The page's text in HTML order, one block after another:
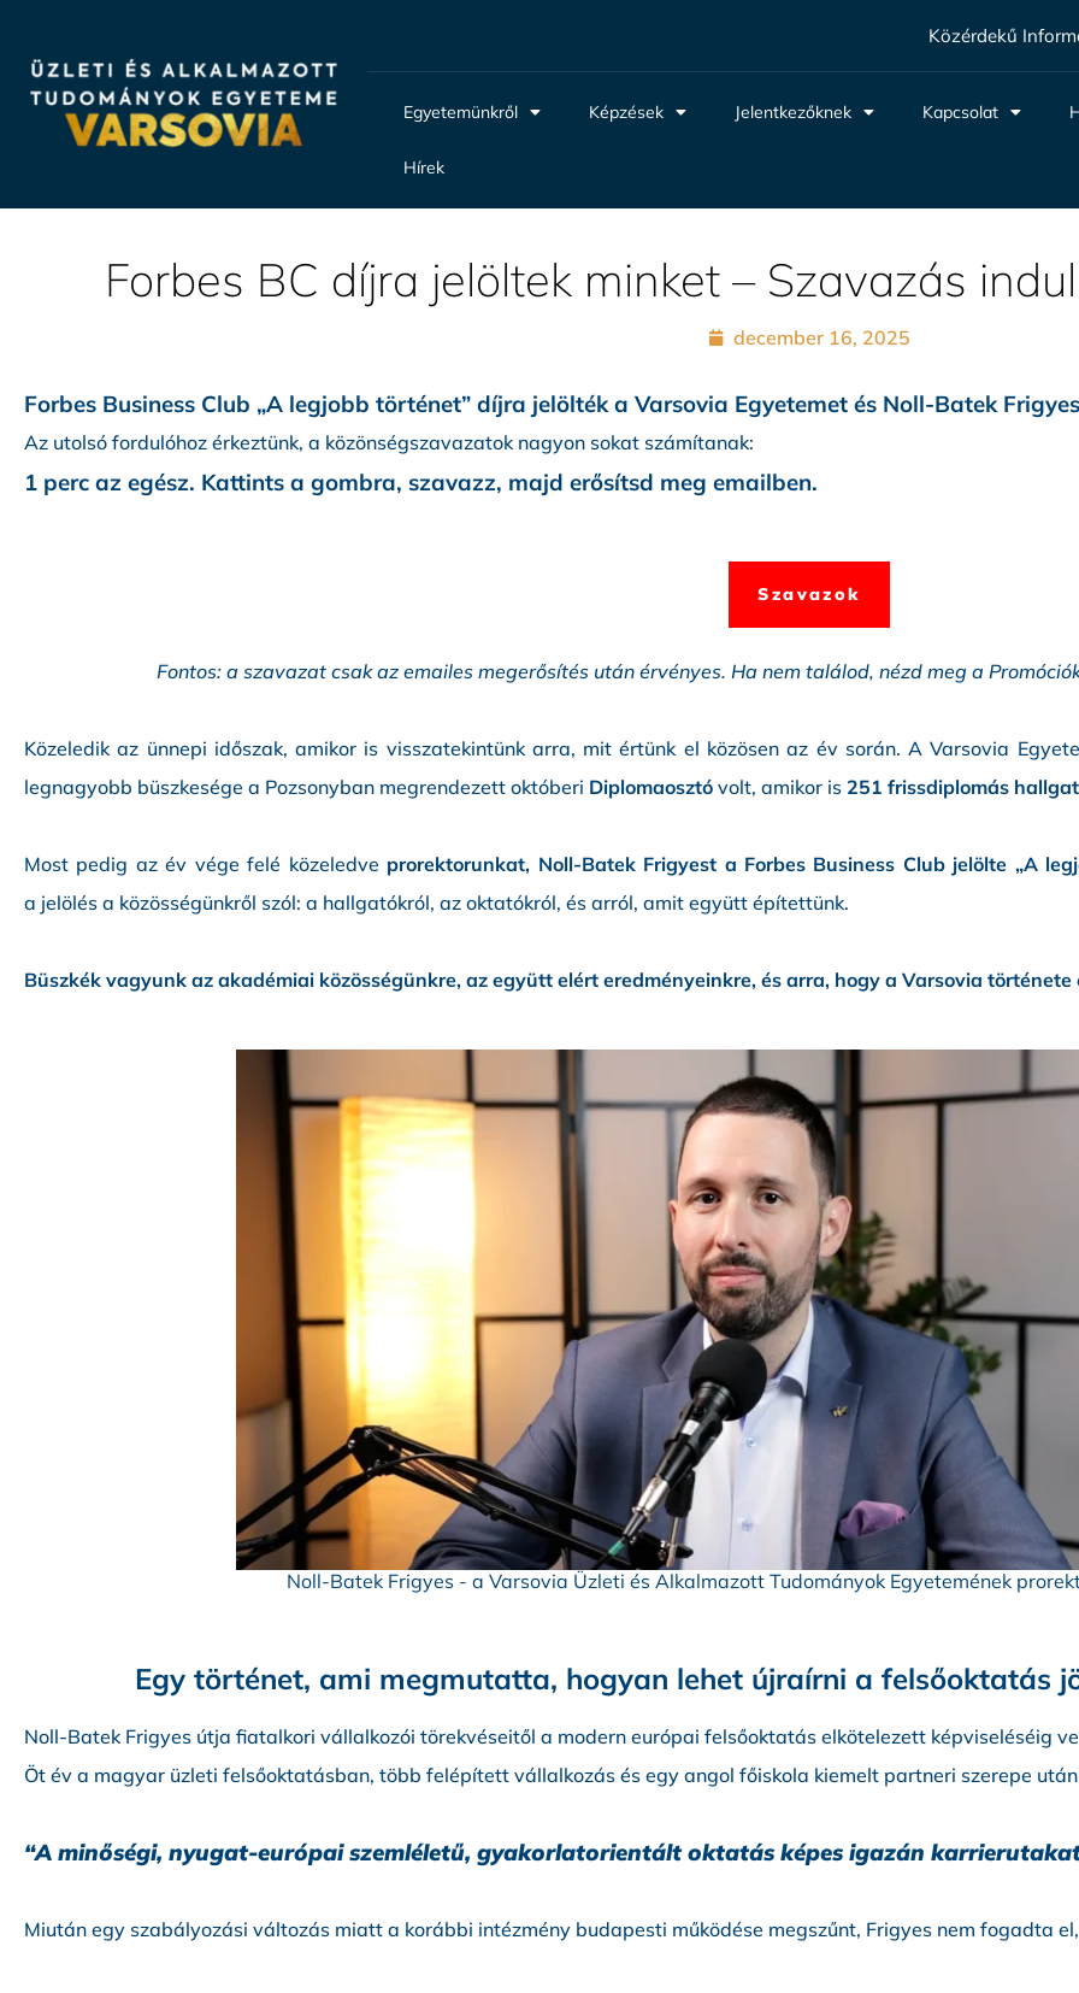
Közérdekű
Egyetemünkről Képzések Jelentkezőknek Kapcsolat
Hírek
Forbes BC díjra jelöltek minket – Szavazás
december 16, 2025
Forbes Business Club „A legjobb történet” díjra jelölték a Varsovia Egyetemet és Noll-Batek
Az utolsó fordulóhoz érkeztünk, a közönségszavazatok nagyon sokat számítanak:
1 perc az egész. Kattints a gombra, szavazz, majd erősítsd meg emailben.
Szavazok
Fontos: a szavazat csak az emailes megerősítés után érvényes. Ha nem találod, nézd meg a
Közeledik az ünnepi időszak, amikor is visszatekintünk arra, mit értünk el közösen az év során. A Varsovia
legnagyobb büszkesége a Pozsonyban megrendezett októberi Diplomaosztó volt, amikor is 251 frissdiplomás
Most pedig az év vége felé közeledve prorektorunkat, Noll-Batek Frigyest a Forbes Business Club jelölte „A
a jelölés a közösségünkről szól: a hallgatókról, az oktatókról, és arról, amit együtt építettünk.
Büszkék vagyunk az akadémiai közösségünkre, az együtt elért eredményeinkre, és arra, hogy a Varsovia története
Noll-Batek Frigyes - a Varsovia Üzleti és Alkalmazott Tudományok Egyetemének
Egy történet, ami megmutatta, hogyan lehet újraírni a felsőoktatás
Noll-Batek Frigyes útja fiatalkori vállalkozói törekvéseitől a modern európai felsőoktatás elkötelezett képviseléséig
Öt év a magyar üzleti felsőoktatásban, több felépített vállalkozás és egy angol főiskola kiemelt partneri szerepe
“A minőségi, nyugat-európai szemléletű, gyakorlatorientált oktatás képes igazán
Miután egy szabályozási változás miatt a korábbi intézmény budapesti működése megszűnt, Frigyes nem fogadta